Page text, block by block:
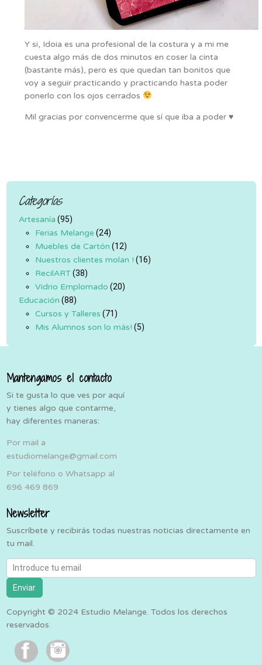
Y si, Idoia es una profesional de la costura y a mi me
cuesta algo más de dos minutos en coser la cinta
(bastante más), pero es que quedan tan bonitos que
voy a seguir practicando y practicando hasta poder
ponerlo con los ojos cerrados
Mil gracias por convencerme que sí que iba a poder ♥
Categorías
Artesanía (95)
Ferias Melange (24)
Muebles de Cartón (12)
Nuestros clientes molan ! (16)
RecilART(38)
Vidrio Emplomado (20)
Educación (88)
Cursos y Talleres (71)
Mis Alumnos son lo más! (5)
Mantengamos el contacto
Si te gusta lo que ves por aquí
y tienes algo que contarme,
hay diferentes maneras:
Por mail a
estudiomelange@gmail.com
Por teléfono o Whatsapp al
696 469 869
Newsletter
Suscríbete y recibirás todas nuestras noticias directamente en
tu mail.
Introduce tu email
Enviar
Copyright © 2024 Estudio Melange. Todos los derechos
reservados.